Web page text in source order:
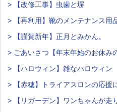
> 【改修工事】虫歯と塀
> 【再利用】靴のメンテナンス用
> 【謹賀新年】正月とみかん。
> ごあいさつ【年末年始のお休み
> 【ハロウィン】雑なハロウィン
> 【赤穂】トライアスロンの応援
> 【リガーデン】ワンちゃんが走